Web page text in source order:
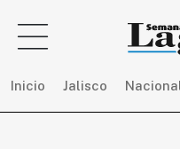
Inicio Jalisco Nacional